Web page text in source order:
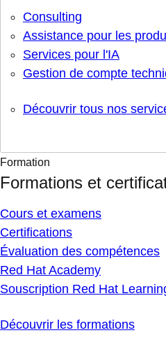
Consulting
Assistance pour les
Services pour l'IA
Gestion de compte
Découvrir tous nos
Formation
Formations et
Cours et examens
Certifications
Évaluation des compétences
Red Hat Academy
Souscription Red Hat
Découvrir les formations